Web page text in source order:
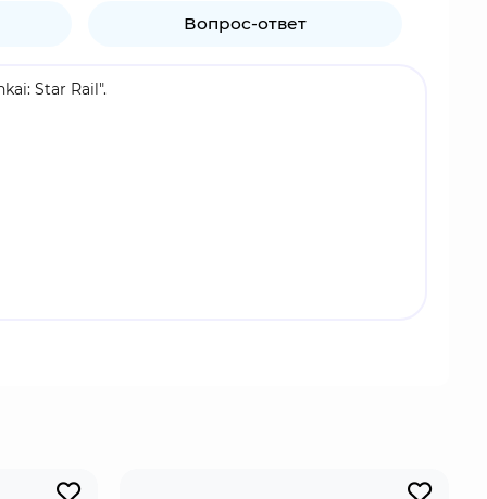
Вопрос-ответ
Star Rail".
облака". Он исполняет роль охранника